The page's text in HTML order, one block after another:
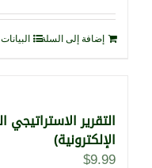
إضافة إلى السلة البيانات
الإلكترونية)
$9.99